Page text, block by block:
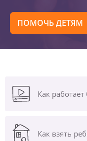
ПОМОЧЬ ДЕТЯМ
Как
Как взять